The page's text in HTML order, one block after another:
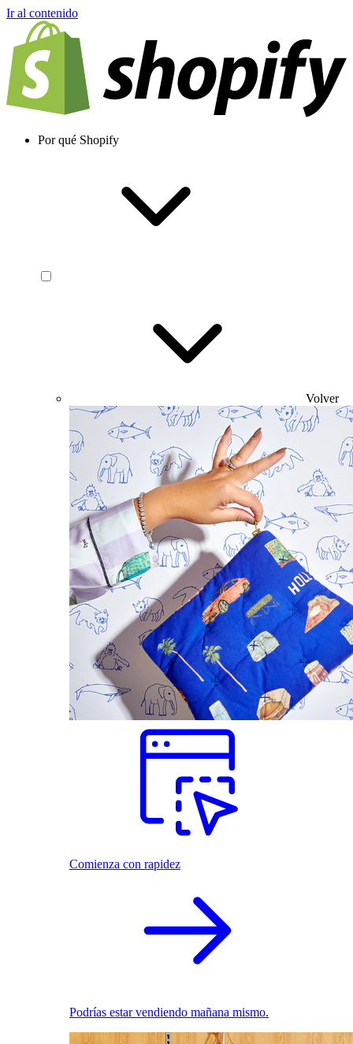
Ir al contenido
Por qué Shopify
Volver
Comienza con rapidez
Podrías estar vendiendo mañana mismo.